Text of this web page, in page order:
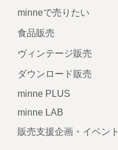
minneで売りたい
食品販売
ヴィンテージ販売
ダウンロード販売
minne PLUS
minne LAB
販売支援企画・イベント